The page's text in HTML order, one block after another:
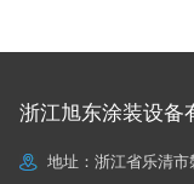
浙江旭东涂装设备
地址：浙江省乐清